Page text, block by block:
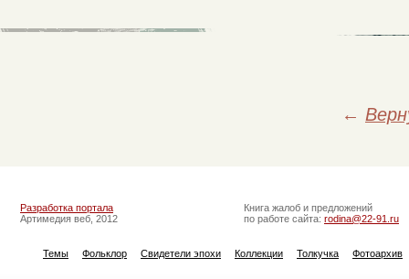
←
Разработка портала
Артимедия веб, 2012
Книга жалоб и предложений
по работе сайта: rodina@22-91.ru
Темы Фольклор Свидетели эпохи Коллекции Толкучка Фотоархив